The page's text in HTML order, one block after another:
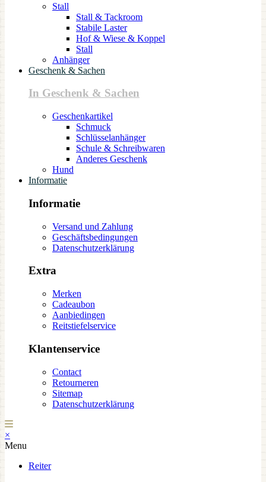
Stall
Stall & Tackroom
Stabile Laster
Hof & Wiese & Koppel
Stall
Anhänger
Geschenk & Sachen
In Geschenk & Sachen
Geschenkartikel
Schmuck
Schlüsselanhänger
Schule & Schreibwaren
Anderes Geschenk
Hund
Informatie
Informatie
Versand und Zahlung
Geschäftsbedingungen
Datenschutzerklärung
Extra
Merken
Cadeaubon
Aanbiedingen
Reitstiefelservice
Klantenservice
Contact
Retourneren
Sitemap
Datenschutzerklärung
×
Menu
Reiter